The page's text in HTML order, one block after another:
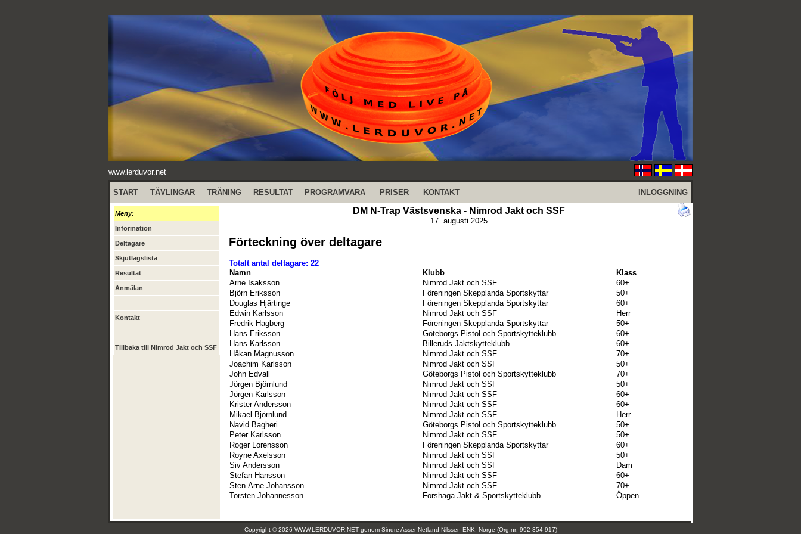
www.lerduvor.net
START TÄVLINGAR TRÄNING RESULTAT PROGRAMVARA PRISER KONTAKT INLOGGNING
Meny:
Information
Deltagare
Skjutlagslista
Resultat
Anmälan
Kontakt
Tillbaka till Nimrod Jakt och SSF
DM N-Trap Västsvenska - Nimrod Jakt och SSF
17. augusti 2025
Förteckning över deltagare
Totalt antal deltagare: 22
Namn
Klubb
Klass
Arne Isaksson
Nimrod Jakt och SSF
60+
Björn Eriksson
Föreningen Skepplanda Sportskyttar
50+
Douglas Hjärtinge
Föreningen Skepplanda Sportskyttar
60+
Edwin Karlsson
Nimrod Jakt och SSF
Herr
Fredrik Hagberg
Föreningen Skepplanda Sportskyttar
50+
Hans Eriksson
Göteborgs Pistol och Sportskytteklubb
60+
Hans Karlsson
Billeruds Jaktskytteklubb
60+
Håkan Magnusson
Nimrod Jakt och SSF
70+
Joachim Karlsson
Nimrod Jakt och SSF
50+
John Edvall
Göteborgs Pistol och Sportskytteklubb
70+
Jörgen Björnlund
Nimrod Jakt och SSF
50+
Jörgen Karlsson
Nimrod Jakt och SSF
60+
Krister Andersson
Nimrod Jakt och SSF
60+
Mikael Björnlund
Nimrod Jakt och SSF
Herr
Navid Bagheri
Göteborgs Pistol och Sportskytteklubb
50+
Peter Karlsson
Nimrod Jakt och SSF
50+
Roger Lorensson
Föreningen Skepplanda Sportskyttar
60+
Royne Axelsson
Nimrod Jakt och SSF
50+
Siv Andersson
Nimrod Jakt och SSF
Dam
Stefan Hansson
Nimrod Jakt och SSF
60+
Sten-Arne Johansson
Nimrod Jakt och SSF
70+
Torsten Johannesson
Forshaga Jakt & Sportskytteklubb Öppen
Copyright © 2026 WWW.LERDUVOR.NET genom Sindre Asser Netland Nilssen ENK, Norge (Org.nr: 992 354 917)